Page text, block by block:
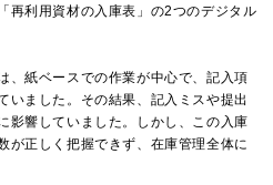
再利用資材の入庫表」の2つのデジタル
、紙ベースでの作業が中心で、記入項
いました。その結果、記入ミスや提出
影響していました。しかし、この入庫
が正しく把握できず、在庫管理全体に